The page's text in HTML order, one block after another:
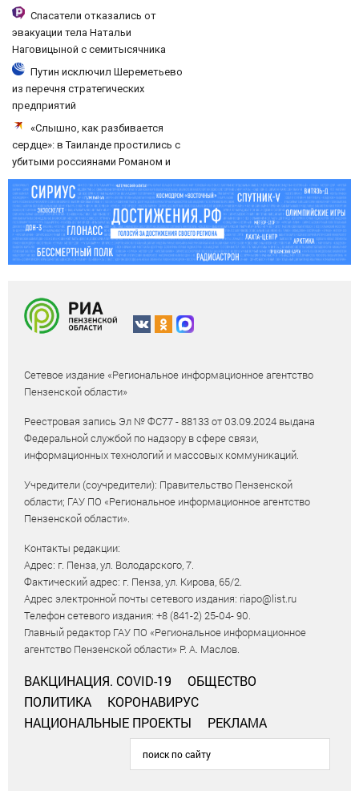
Исаковой
Спасатели отказались от
эвакуации тела Натальи
Наговицыной с семитысячника
Путин исключил Шереметьево
из перечня стратегических
предприятий
«Слышно, как разбивается
сердце»: в Таиланде простились с
убитыми россиянами Романом и
Дианой
Сетевое издание «Региональное информационное агентство
Пензенской области»
Реестровая запись Эл № ФС77 - 88133 от 03.09.2024 выдана
Федеральной службой по надзору в сфере связи,
информационных технологий и массовых коммуникаций.
Учредители (соучредители): Правительство Пензенской
области; ГАУ ПО «Региональное информационное агентство
Пензенской области».
Контакты редакции:
Адрес: г. Пенза, ул. Володарского, 7.
Фактический адрес: г. Пенза, ул. Кирова, 65/2.
Адрес электронной почты сетевого издания: riapo@list.ru
Телефон сетевого издания: +8 (841-2) 25-04- 90.
Главный редактор ГАУ ПО «Региональное информационное
агентство Пензенской области» Р. А. Маслов.
ВАКЦИНАЦИЯ. COVID-19
ОБЩЕСТВО
ПОЛИТИКА
КОРОНАВИРУС
НАЦИОНАЛЬНЫЕ ПРОЕКТЫ
РЕКЛАМА